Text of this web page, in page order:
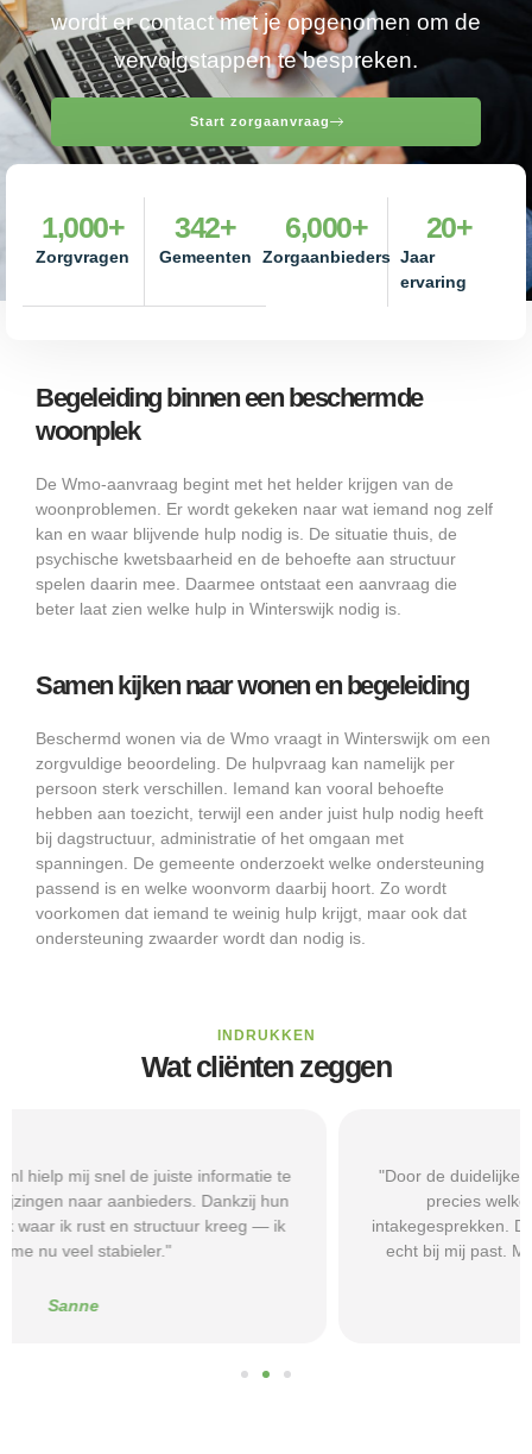
wordt er contact met je opgenomen om de
vervolgstappen te bespreken.
Start zorgaanvraag
Zorgvragen
1,000+
Gemeenten
342+
Zorgaanbieders
6,000+
Jaar
ervaring
20+
Begeleiding binnen een beschermde
woonplek
De Wmo-aanvraag begint met het helder krijgen van de
woonproblemen. Er wordt gekeken naar wat iemand nog zelf
kan en waar blijvende hulp nodig is. De situatie thuis, de
psychische kwetsbaarheid en de behoefte aan structuur
spelen daarin mee. Daarmee ontstaat een aanvraag die
beter laat zien welke hulp in Winterswijk nodig is.
Samen kijken naar wonen en begeleiding
Beschermd wonen via de Wmo vraagt in Winterswijk om een
zorgvuldige beoordeling. De hulpvraag kan namelijk per
persoon sterk verschillen. Iemand kan vooral behoefte
hebben aan toezicht, terwijl een ander juist hulp nodig heeft
bij dagstructuur, administratie of het omgaan met
spanningen. De gemeente onderzoekt welke ondersteuning
passend is en welke woonvorm daarbij hoort. Zo wordt
voorkomen dat iemand te weinig hulp krijgt, maar ook dat
ondersteuning zwaarder wordt dan nodig is.
INDRUKKEN
Wat cliënten zeggen
"Door de duidelijke uitleg op Beschermd-Wonen.nl wist ik
precies welke vragen ik moest stellen tijdens
intakegesprekken. Daardoor kwam ik bij een aanbieder die
echt bij mij past. Mijn zelfstandigheid is flink verbeterd."